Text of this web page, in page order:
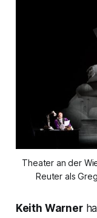
Theater an der
Reuter als
Keith Warner